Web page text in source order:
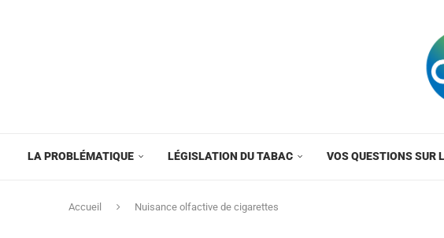
LA PROBLÉMATIQUE LÉGISLATION DU TABAC VOS QUESTIONS SUR
Accueil Nuisance olfactive de cigarettes